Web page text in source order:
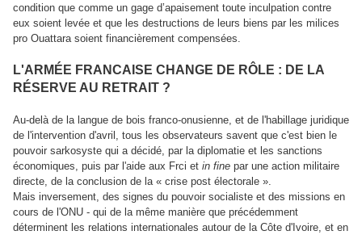
condition que comme un gage d’apaisement toute inculpation contre
eux soient levée et que les destructions de leurs biens par les milices
pro Ouattara soient financièrement compensées.
L'ARMÉE FRANCAISE CHANGE DE RÔLE : DE LA
RÉSERVE AU RETRAIT ?
Au-delà de la langue de bois franco-onusienne, et de l'habillage juridique
de l'intervention d'avril, tous les observateurs savent que c'est bien le
pouvoir sarkosyste qui a décidé, par la diplomatie et les sanctions
économiques, puis par l'aide aux Frci et in fine par une action militaire
directe, de la conclusion de la « crise post électorale ».
Mais inversement, des signes du pouvoir socialiste et des missions en
cours de l'ONU - qui de la même manière que précédemment
déterminent les relations internationales autour de la Côte d'Ivoire, et en